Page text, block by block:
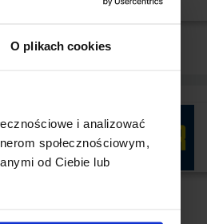
O plikach cookies
i analizować
społecznościowym,
od Ciebie lub